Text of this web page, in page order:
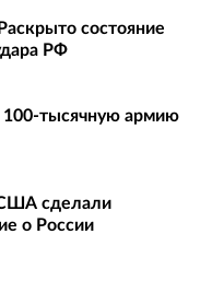
состояние
РФ
тысячную армию
сделали
о России